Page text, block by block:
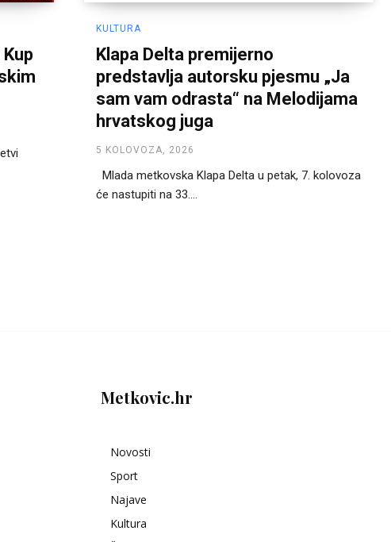
KULTURA
Klapa Delta premijerno
predstavlja autorsku pjesmu „Ja
sam vam odrasta“ na Melodijama
hrvatskog juga
5 KOLOVOZA, 2026
Mlada metkovska Klapa Delta u petak, 7. kolovoza
će nastupiti na 33....
Metkovic.hr
Novosti
Sport
Najave
Kultura